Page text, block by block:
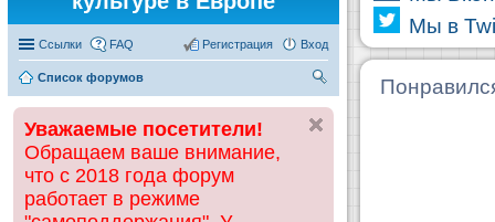
Ссылки FAQ Вход
Регистрация
Список форумов
ск
Уважаемые посетители!
Обращаем ваше внимание,
что с 2018 года форум
работает в режиме
Мы в